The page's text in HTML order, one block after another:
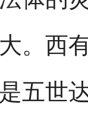
。西
五世